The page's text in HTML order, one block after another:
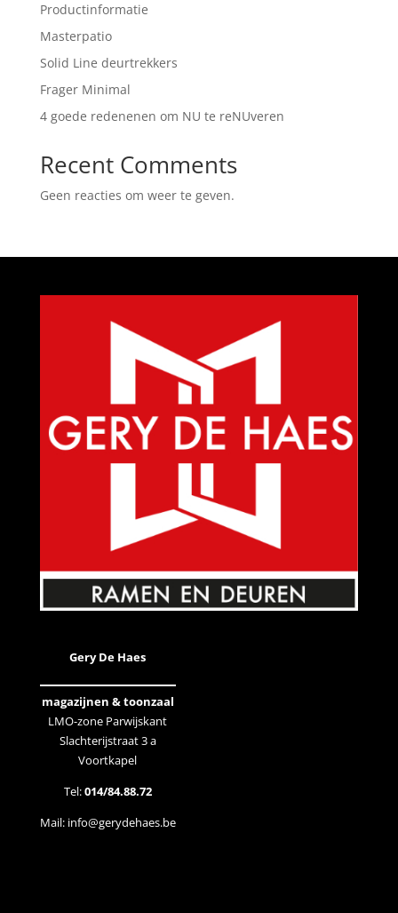
Productinformatie
Masterpatio
Solid Line deurtrekkers
Frager Minimal
4 goede redenenen om NU te reNUveren
Recent Comments
Geen reacties om weer te geven.
Gery De Haes
magazijnen & toonzaal
LMO-zone Parwijskant
Slachterijstraat 3 a
Voortkapel
Tel:014/84.88.72
Mail: info@gerydehaes.be